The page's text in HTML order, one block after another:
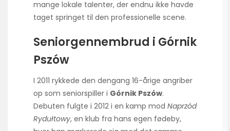
mange lokale talenter, der endnu ikke havde
taget springet til den professionelle scene.
Seniorgennembrud i Górnik
Pszów
I 2011 rykkede den dengang 16-årige angriber
op som seniorspiller i Górnik Pszów.
Debuten fulgte i 2012 i en kamp mod Naprzód
Rydułtowy, en klub fra hans egen fødeby,